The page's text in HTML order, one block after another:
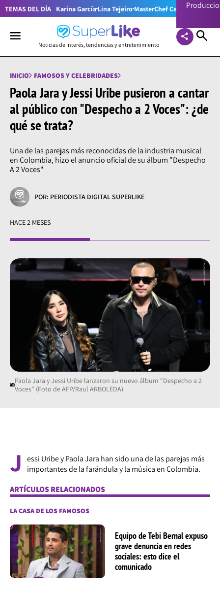
TEMAS DEL DÍA Karina García Lina Tejeiro MasterChef Celebrity
Noticias de interés, tendencias y entretenimiento
INICIO FAMOSOS Y CELEBRIDADES
Paola Jara y Jessi Uribe pusieron a cantar
al público con "Despecho a 2 Voces": ¿de
qué se trata?
Una de las parejas más reconocidas de la industria musical
en Colombia, hizo el anuncio oficial de su álbum "Despecho
A 2 Voces"
POR: PERIODISTA DIGITAL SUPERLIKE
HACE 2 MESES
Paola Jara y Jessi Uribe lanzaron su nuevo álbum "Despecho a 2
Voces" (Foto de AFP/Raul ARBOLEDA)
J
essi Uribe y Paola Jara han sido una de las parejas más
importantes de la farándula y la música en Colombia.
ARTÍCULOS RELACIONADOS
LA CASA DE LOS FAMOSOS
Equipo de Tebi Bernal expuso
grave denuncia en redes
sociales: esto dice el
comunicado